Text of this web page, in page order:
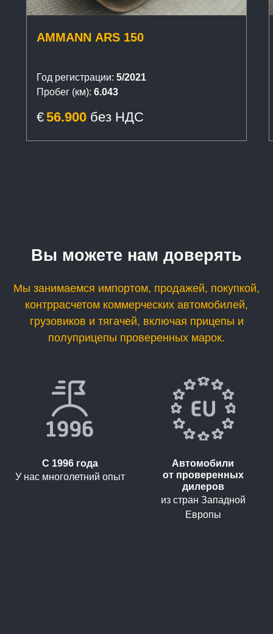
AMMANN ARS 150
Год регистрации: 5/2021
Пробег (км): 6.043
€56.900 без НДС
Вы можете нам доверять
Мы занимаемся импортом, продажей, покупкой,
контррасчетом коммерческих автомобилей,
грузовиков и тягачей, включая прицепы и
полуприцепы проверенных марок.
С 1996 года
У нас многолетний опыт
Автомобили
от проверенных
дилеров
из стран Западной
Европы